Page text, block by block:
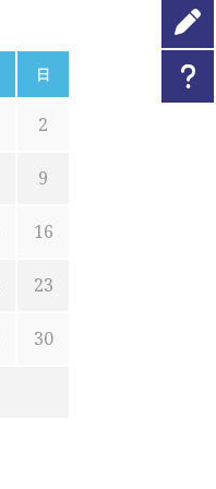
日
2
9
16
23
30